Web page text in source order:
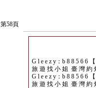
第58頁
G l e e z y：b 8 8 5 6 6
旅 遊 找 小 姐 臺 灣 約
G l e e z y：b 8 8 5 6 6
旅 遊 找 小 姐 臺 灣 約